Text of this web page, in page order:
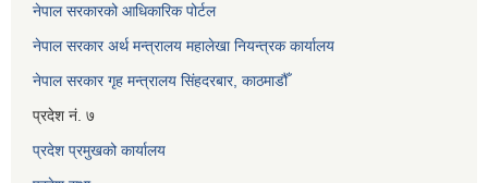
नेपाल सरकारको आधिकारिक पोर्टल
नेपाल सरकार अर्थ मन्त्रालय महालेखा नियन्त्रक कार्यालय
नेपाल सरकार गृह मन्त्रालय सिंहदरबार, काठमाडौँ
प्रदेश नं. ७
प्रदेश प्रमुखको कार्यालय